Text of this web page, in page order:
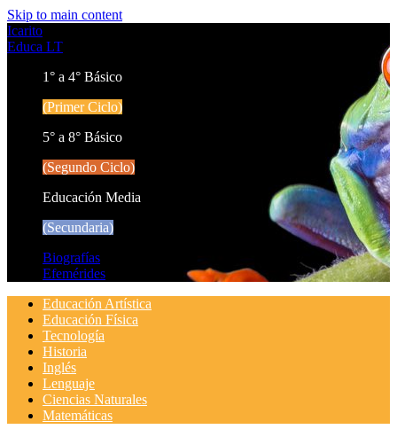
Skip to main content
Icarito
Educa LT
1° a 4° Básico
(Primer Ciclo)
5° a 8° Básico
(Segundo Ciclo)
Educación Media
(Secundaria)
Biografías
Efemérides
Educación Artística
Educación Física
Tecnología
Historia
Inglés
Lenguaje
Ciencias Naturales
Matemáticas